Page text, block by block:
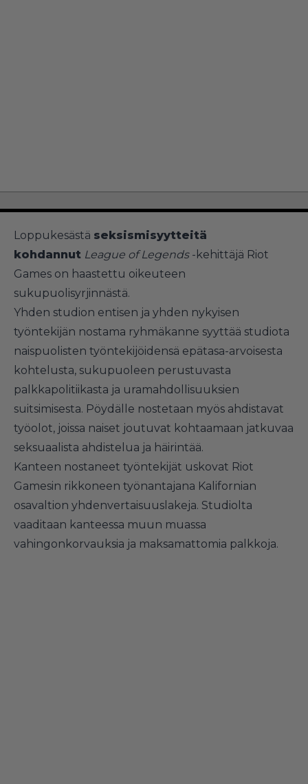
Loppukesästä seksismisyytteitä
kohdannut League of Legends -kehittäjä Riot
Games on haastettu oikeuteen
sukupuolisyrjinnästä.
Yhden studion entisen ja yhden nykyisen
työntekijän nostama ryhmäkanne syyttää studiota
naispuolisten työntekijöidensä epätasa-arvoisesta
kohtelusta, sukupuoleen perustuvasta
palkkapolitiikasta ja uramahdollisuuksien
suitsimisesta. Pöydälle nostetaan myös ahdistavat
työolot, joissa naiset joutuvat kohtaamaan jatkuvaa
seksuaalista ahdistelua ja häirintää.
Kanteen nostaneet työntekijät uskovat Riot
Gamesin rikkoneen työnantajana Kalifornian
osavaltion yhdenvertaisuuslakeja. Studiolta
vaaditaan kanteessa muun muassa
vahingonkorvauksia ja maksamattomia palkkoja.